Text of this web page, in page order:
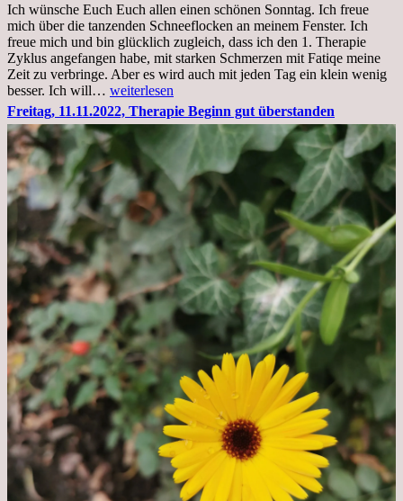
Krankenhaus
stationär
Ich wünsche Euch Euch allen einen schönen Sonntag. Ich freue
mich über die tanzenden Schneeflocken an meinem Fenster. Ich
freue mich und bin glücklich zugleich, dass ich den 1. Therapie
Zyklus angefangen habe, mit starken Schmerzen mit Fatiqe meine
Zeit zu verbringe. Aber es wird auch mit jeden Tag ein klein wenig
besser. Ich will… Sonntag,
20.11.2022,
Todensonntag
weiterlesen
Freitag, 11.11.2022, Therapie Beginn gut überstanden